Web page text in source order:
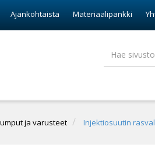
Ajankohtaista Materiaalipankki
ja varusteet Injektiosuutin